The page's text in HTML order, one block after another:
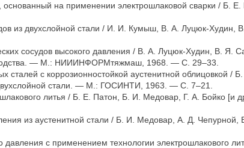
основанный на применении электрошлаковой сварки / Б.
из двухслойной стали / И. И. Кумыш, В. А. Луцюк-
сосудов высокого давления / В. А. Луцюк-Худин, В.
— М.: НИИИНФОРМтяжмаш, 1968. — С. 29–33.
сталей с коррозионностойкой аустенитной облицовкой
стали. — М.: ГОСИНТИ, 1963. — C. 7–21.
литья / Б. Е. Патон, Б. И. Медовар, Г. А. Бойко [и
из аустенитной стали / Б. И. Медовар, А. Д.
давления с применением технологии электрошлакового